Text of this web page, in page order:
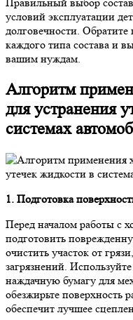
условий эксплуатации
долговечности.
каждого типа состава и
вашим нуждам.
Алгоритм
для устранения
системах
1. Подготовка
Перед началом работы с
подготовить
очистить участок от
загрязнений.
наждачную бумагу для
обезжирьте поверхность
обеспечит лучшее